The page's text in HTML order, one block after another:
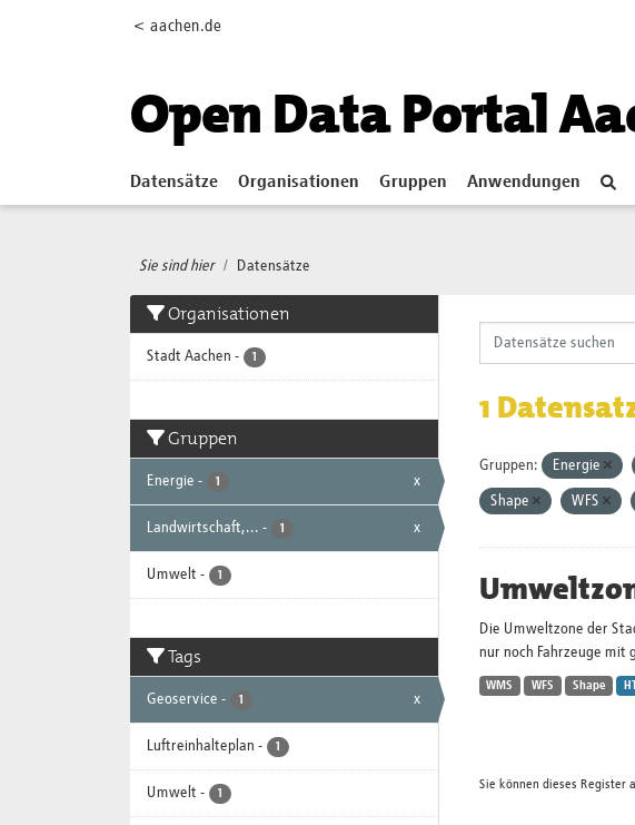
< aachen.de
Open Data Portal
Datensätze Organisationen Gruppen Anwendungen
Sie sind hier Datensätze
Organisationen
Stadt Aachen - 1
Gruppen
Energie - 1 x
Landwirtschaft,... - 1 x
Umwelt - 1
Tags
Geoservice - 1 x
Luftreinhalteplan - 1
Umwelt - 1
1
Gruppen: Energie
Shape WFS
Die Umweltzone der
nur noch Fahrzeuge mit
WMS WFS Shape
Sie können dieses Register